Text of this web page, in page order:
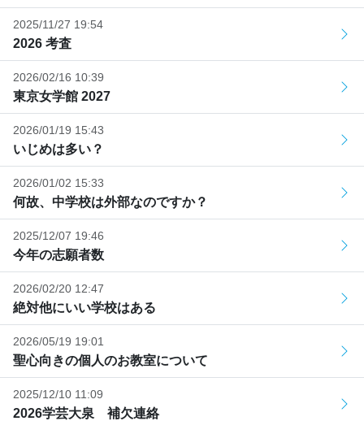
2025/11/27 19:54
2026 考査
2026/02/16 10:39
東京女学館 2027
2026/01/19 15:43
いじめは多い？
2026/01/02 15:33
何故、中学校は外部なのですか？
2025/12/07 19:46
今年の志願者数
2026/02/20 12:47
絶対他にいい学校はある
2026/05/19 19:01
聖心向きの個人のお教室について
2025/12/10 11:09
2026学芸大泉 補欠連絡